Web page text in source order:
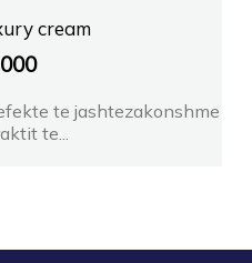
cream
te jashtezakonshme
te...